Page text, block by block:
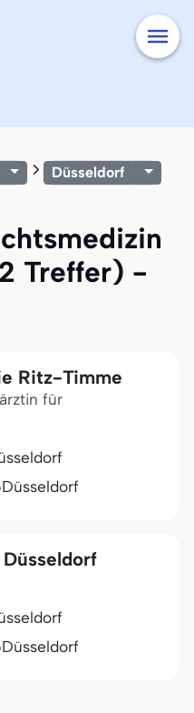
Düsseldorf
Treffer) -
Ritz-Timme
für
Düsseldorf
Düsseldorf